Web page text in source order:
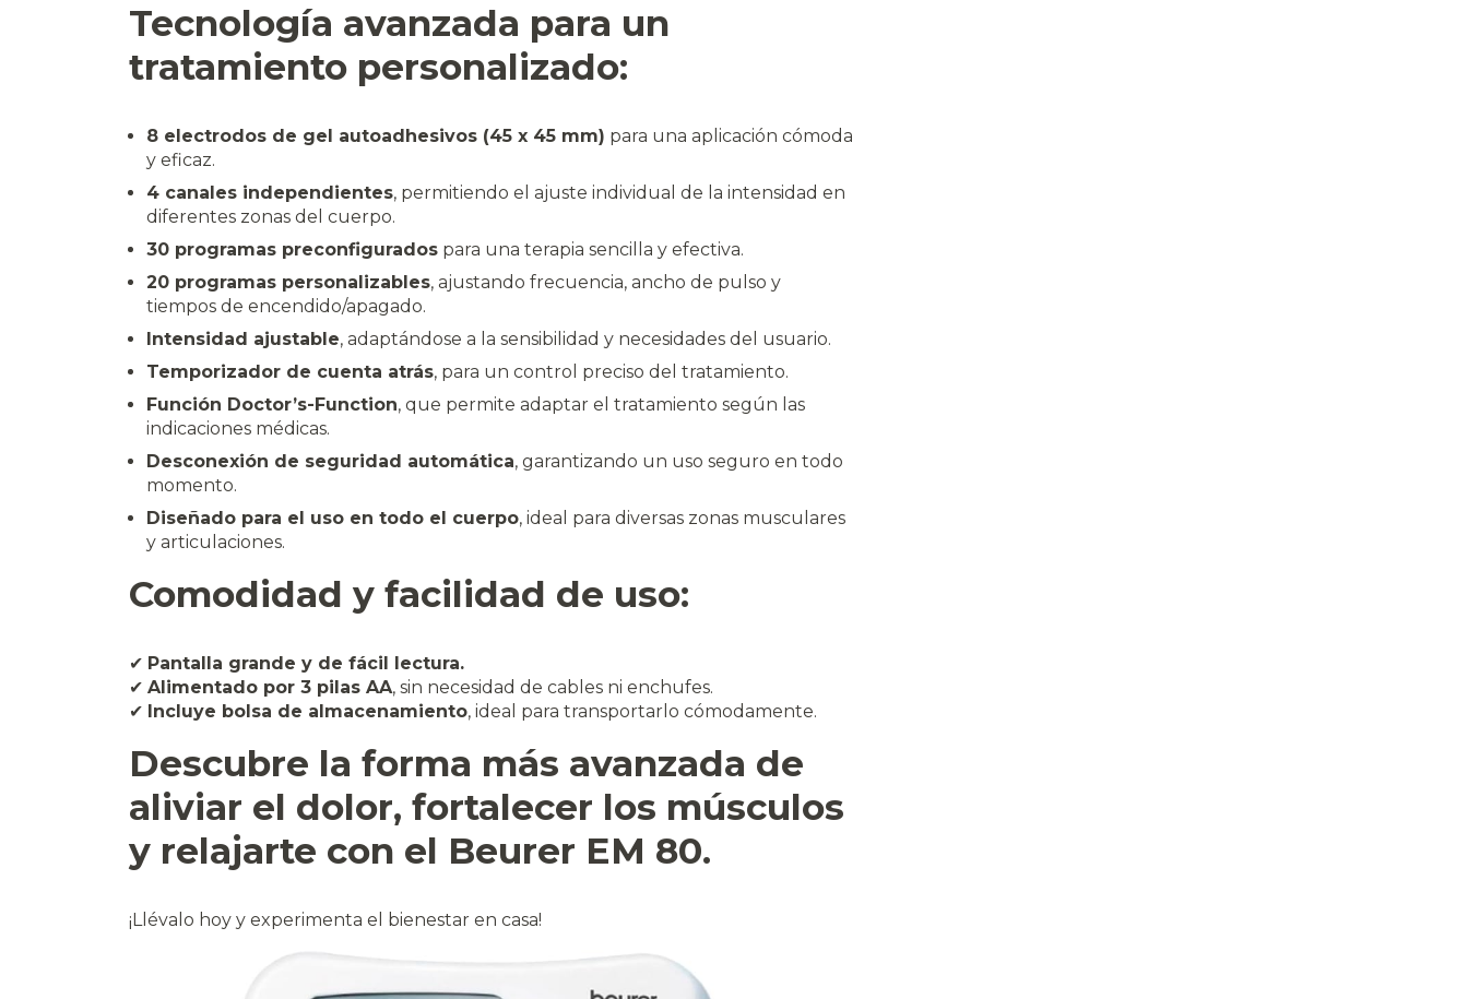
Tecnología avanzada para un
tratamiento personalizado:
8 electrodos de gel autoadhesivos (45 x 45 mm) para una aplicación cómoda
y eficaz.
4 canales independientes, permitiendo el ajuste individual de la intensidad en
diferentes zonas del cuerpo.
30 programas preconfigurados para una terapia sencilla y efectiva.
20 programas personalizables, ajustando frecuencia, ancho de pulso y
tiempos de encendido/apagado.
Intensidad ajustable, adaptándose a la sensibilidad y necesidades del usuario.
Temporizador de cuenta atrás, para un control preciso del tratamiento.
Función Doctor’s-Function, que permite adaptar el tratamiento según las
indicaciones médicas.
Desconexión de seguridad automática, garantizando un uso seguro en todo
momento.
Diseñado para el uso en todo el cuerpo, ideal para diversas zonas musculares
y articulaciones.
Comodidad y facilidad de uso:
✔ Pantalla grande y de fácil lectura.
✔ Alimentado por 3 pilas AA, sin necesidad de cables ni enchufes.
✔ Incluye bolsa de almacenamiento, ideal para transportarlo cómodamente.
Descubre la forma más avanzada de
aliviar el dolor, fortalecer los músculos
y relajarte con el Beurer EM 80.
¡Llévalo hoy y experimenta el bienestar en casa!